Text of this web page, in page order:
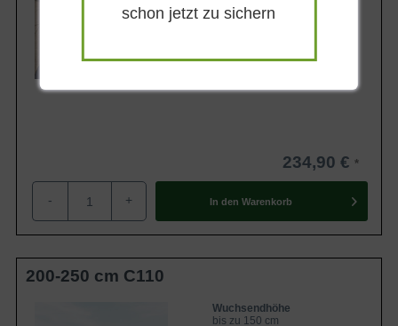
Standort
Lieferbar
234,90 €
- + In den Warenkorb
200-250 cm C110
Wuchsendhöhe
bis zu 150 cm
schon jetzt zu sichern